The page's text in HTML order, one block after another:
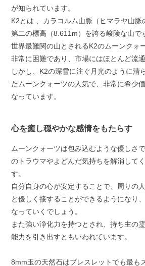
が知られています。
K2とは 、カラコルム山脈（ヒマラヤ山脈
第二の標高（8.611m）を誇る峻険な山で
世界最難関の山とされるK2のムーンクォ
非常に困難であり、市場にはほとんど流
しかし、K2の深雪に注ぐ月光のように清
たムーンクォーツの人気で、非常に希少
なっています。
心を癒し穏やかな感情をもたらす
ムーンクォーツは包み込むような優しさ
のトラウマやよどんだ気持ちを解消して
す。
自分自身の心が安定することで、周りの
と優しく接することができるようになり
なっていくでしょう。
また強い浄化力を持つとされ、持ち主の
能力を引き出すともいわれています。
8mm玉の天然石はブレスレットでも最も